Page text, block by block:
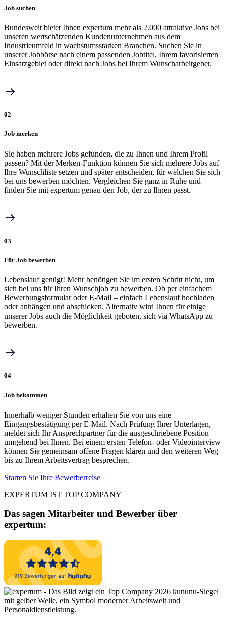
Job suchen
Bundesweit bietet Ihnen expertum mehr als 2.000 attraktive Jobs bei
unseren wertschätzenden Kundenunternehmen aus dem
Industrieumfeld in wachstumsstarken Branchen. Suchen Sie in
unserer Jobbörse nach einem passenden Jobtitel, Ihrem favorisierten
Einsatzgebiet oder direkt nach Jobs bei Ihrem Wunscharbeitgeber.
02
Job merken
Sie haben mehrere Jobs gefunden, die zu Ihnen und Ihrem Profil
passen? Mit der Merken-Funktion können Sie sich mehrere Jobs auf
Ihre Wunschliste setzen und später entscheiden, für welchen Sie sich
bei uns bewerben möchten. Vergleichen Sie ganz in Ruhe und
finden Sie mit expertum genau den Job, der zu Ihnen passt.
03
Für Job bewerben
Lebenslauf genügt! Mehr benötigen Sie im ersten Schritt nicht, um
sich bei uns für Ihren Wunschjob zu bewerben. Ob per einfachem
Bewerbungsformular oder E-Mail – einfach Lebenslauf hochladen
oder anhängen und abschicken. Alternativ wird Ihnen für einige
unserer Jobs auch die Möglichkeit geboten, sich via WhatsApp zu
bewerben.
04
Job bekommen
Innerhalb weniger Stunden erhalten Sie von uns eine
Eingangsbestätigung per E-Mail. Nach Prüfung Ihrer Unterlagen,
meldet sich Ihr Ansprechpartner für die ausgeschriebene Position
umgehend bei Ihnen. Bei einem ersten Telefon- oder Videointerview
können Sie gemeinsam offene Fragen klären und den weiteren Weg
bis zu Ihrem Arbeitsvertrag besprechen.
Starten Sie Ihre Bewerberreise
EXPERTUM IST TOP COMPANY
Das sagen Mitarbeiter und Bewerber über
expertum: